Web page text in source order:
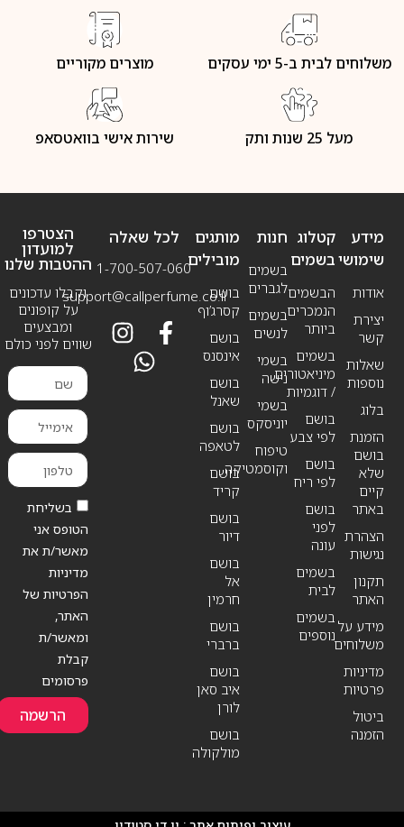
משלוחים לבית ב-5 ימי עסקים מוצרים מקוריים
מעל 25 שנות ותק שירות אישי בוואטסאפ
מידע
שימושי
אודות
יצירת
קשר
שאלות
נוספות
בלוג
הזמנת
בושם
שלא
קיים
באתר
הצהרת
נגישות
תקנון
האתר
מידע על
משלוחים
מדיניות
פרטיות
ביטול
הזמנה
חנות
בשמים
לגברים
בשמים
לנשים
בשמי
נישה
בשמי
יוניסקס
טיפוח
וקוסמטיקה
קטלוג
בשמים
הבשמים
הנמכרים
ביותר
בשמים
מיניאטורים
/ דוגמיות
בושם
לפי צבע
בושם
לפי ריח
בושם
לפני
עונה
בשמים
לבית
בשמים
נוספים
מותגים
מובילים
בושם
קסרג’וף
בושם
אינסנס
בושם
שאנל
בושם
לטאפה
בושם
קריד
בושם
דיור
בושם
אל
חרמין
בושם
ברברי
בושם
איב סאן
לורן
בושם
מולקולה
לכל שאלה
1-700-507-060
support@callperfume.co.il
הצטרפו
למועדון
ההטבות שלנו
וקבלו עדכונים
על קופונים
ומבצעים
שווים לפני כולם
בשליחת
הטופס אני
מאשר/ת את
מדיניות
הפרטיות של
האתר,
ומאשר/ת
קבלת
פרסומים
הרשמה